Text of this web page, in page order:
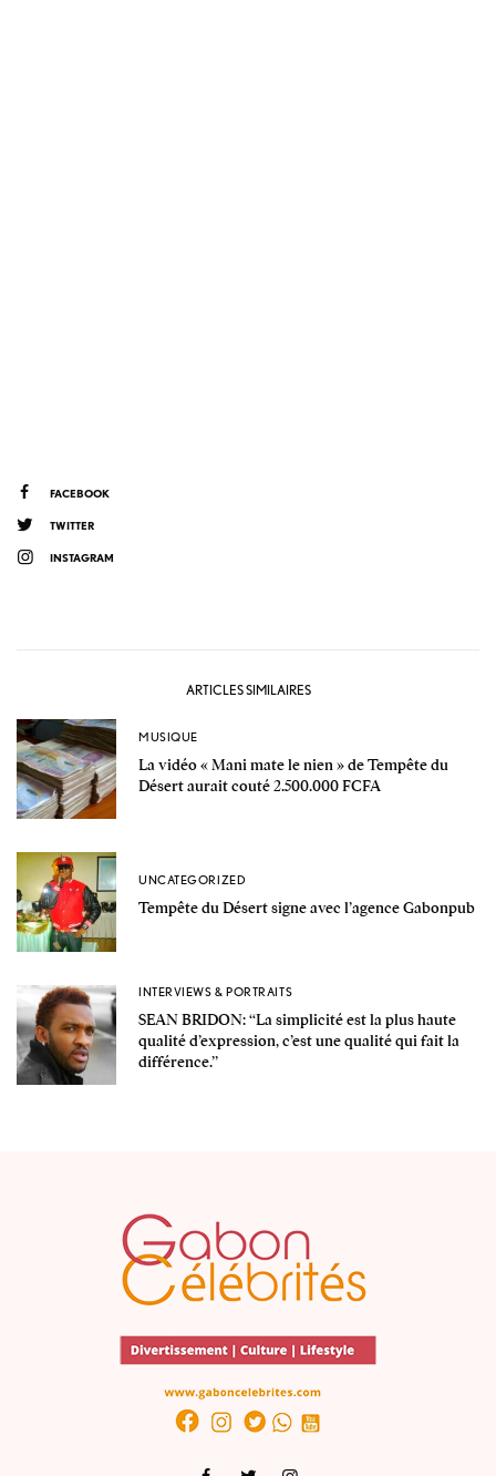
FACEBOOK
TWITTER
INSTAGRAM
ARTICLES SIMILAIRES
MUSIQUE
La vidéo « Mani mate le nien » de Tempête du
Désert aurait couté 2.500.000 FCFA
UNCATEGORIZED
Tempête du Désert signe avec l’agence Gabonpub
INTERVIEWS & PORTRAITS
SEAN BRIDON: ‘‘La simplicité est la plus haute
qualité d’expression, c’est une qualité qui fait la
différence.’’